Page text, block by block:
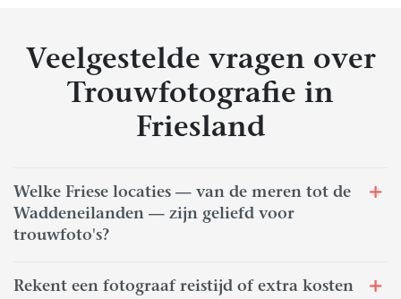
Veelgestelde vragen over
Trouwfotografie in
Friesland
Welke Friese locaties — van de meren tot de
Waddeneilanden — zijn geliefd voor
trouwfoto's?
Rekent een fotograaf reistijd of extra kosten